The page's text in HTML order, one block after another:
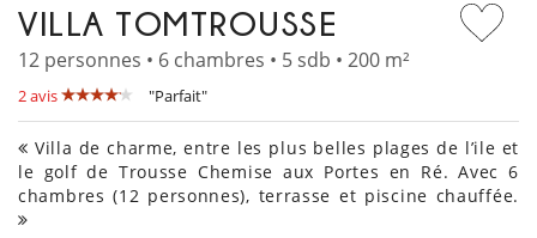
VILLA TOMTROUSSE
12 personnes • 6 chambres • 5 sdb • 200 m²
2 avis "Parfait"
Villa de charme, entre les plus belles plages de l’ile et
le golf de Trousse Chemise aux Portes en Ré. Avec 6
chambres (12 personnes), terrasse et piscine chauffée.